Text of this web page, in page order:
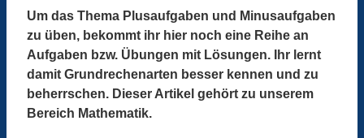
Um das Thema Plusaufgaben und Minusaufgaben
zu üben, bekommt ihr hier noch eine Reihe an
Aufgaben bzw. Übungen mit Lösungen. Ihr lernt
damit Grundrechenarten besser kennen und zu
beherrschen. Dieser Artikel gehört zu unserem
Bereich Mathematik.